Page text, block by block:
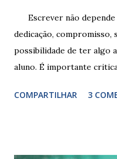
Escrever não depende
dedicação, compromisso,
possibilidade de ter algo
aluno. É importante
exercitação. E encontrar
COMPARTILHAR 3